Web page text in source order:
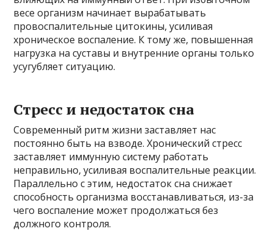
весе организм начинает вырабатывать
провоспалительные цитокины, усиливая
хроническое воспаление. К тому же, повышенная
нагрузка на суставы и внутренние органы только
усугубляет ситуацию.
Стресс и недостаток сна
Современный ритм жизни заставляет нас
постоянно быть на взводе. Хронический стресс
заставляет иммунную систему работать
неправильно, усиливая воспалительные реакции.
Параллельно с этим, недостаток сна снижает
способность организма восстанавливаться, из-за
чего воспаление может продолжаться без
должного контроля.